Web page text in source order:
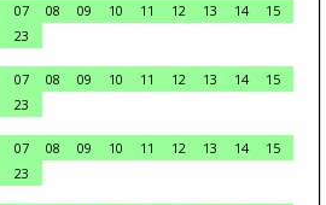
07 08 09 10 11 12 13 14
15
23
07 08 09 10 11 12 13 14
15
23
07 08 09 10 11 12 13 14
15
23